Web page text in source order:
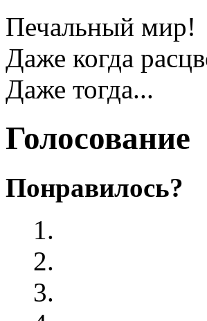
Печальный мир!
Даже когда
Даже тогда...
Голосование
Понравилось?